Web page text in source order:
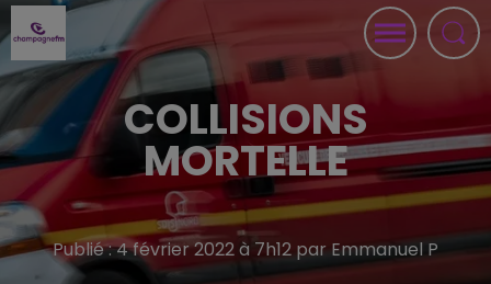
COLLISIONS
MORTELLE
Publié : 4 février 2022 à 7h12 par Emmanuel P